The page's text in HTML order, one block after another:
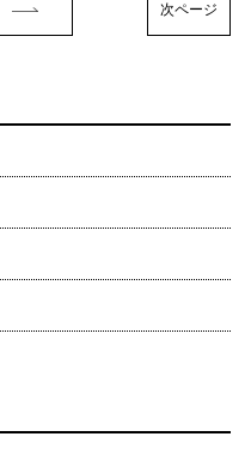
次ページ